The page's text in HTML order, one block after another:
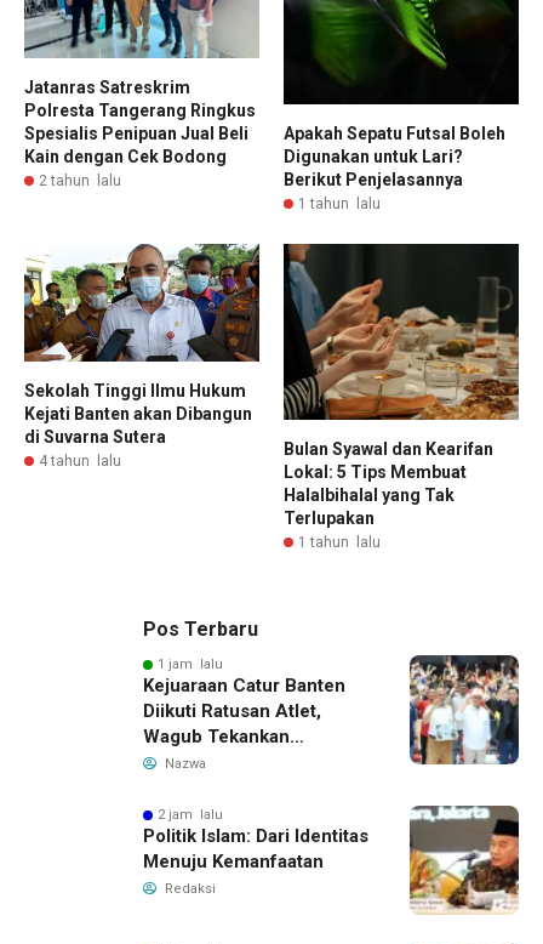
Jatanras Satreskrim
Polresta Tangerang Ringkus
Spesialis Penipuan Jual Beli
Kain dengan Cek Bodong
2 tahun lalu
Apakah Sepatu Futsal Boleh
Digunakan untuk Lari?
Berikut Penjelasannya
1 tahun lalu
Sekolah Tinggi Ilmu Hukum
Kejati Banten akan Dibangun
di Suvarna Sutera
4 tahun lalu
Bulan Syawal dan Kearifan
Lokal: 5 Tips Membuat
Halalbihalal yang Tak
Terlupakan
1 tahun lalu
Pos Terbaru
1 jam lalu
Kejuaraan Catur Banten
Diikuti Ratusan Atlet,
Wagub Tekankan
Pembinaan Dini
Nazwa
2 jam lalu
Politik Islam: Dari Identitas
Menuju Kemanfaatan
Redaksi